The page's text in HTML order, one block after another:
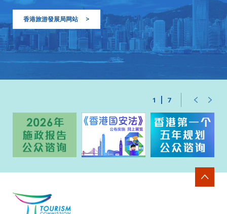
香港旅游發展局网站 >
1 7